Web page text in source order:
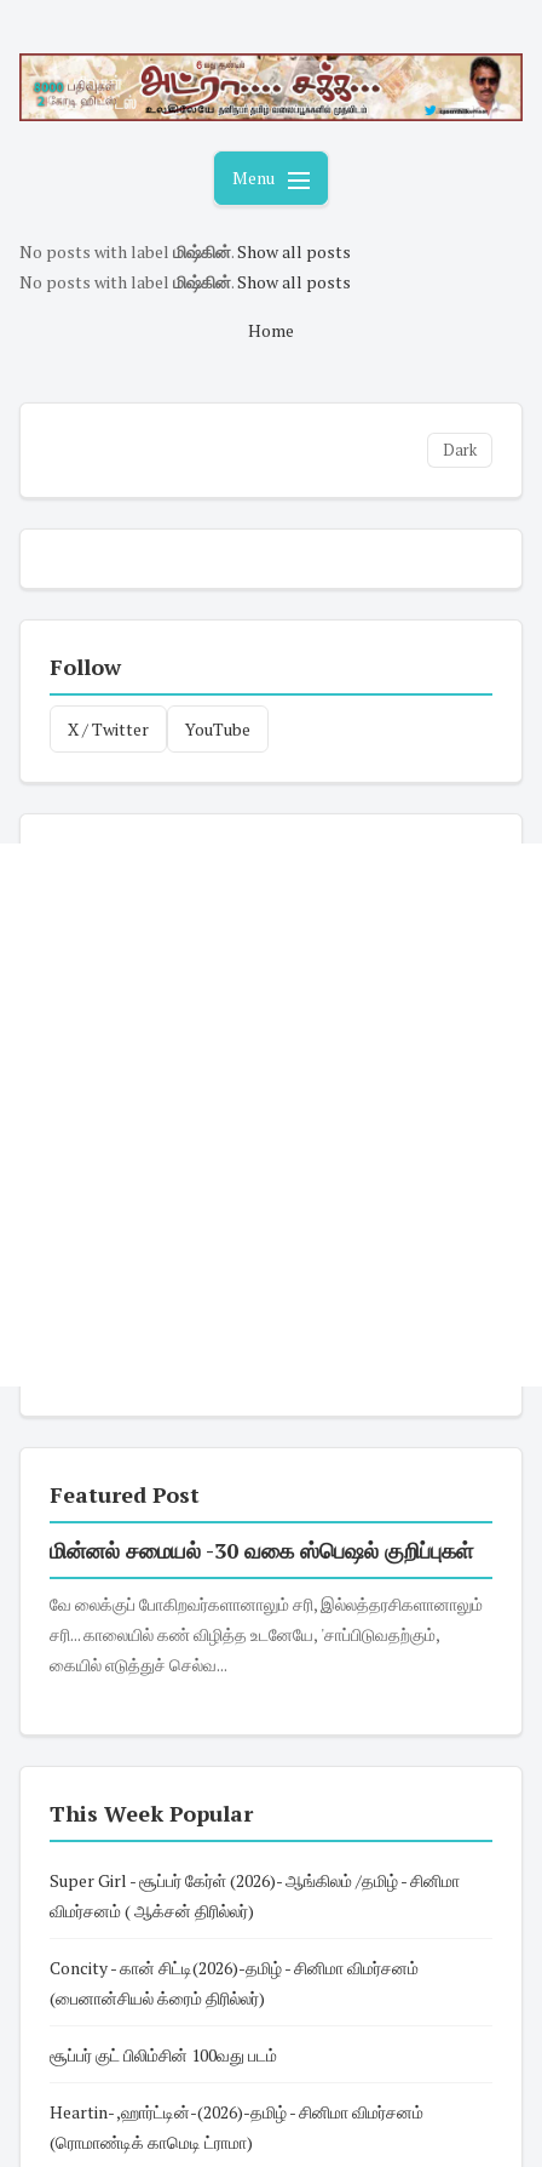
content
Menu
No posts with label மிஷ்கின்.Show all posts
No posts with label மிஷ்கின்.Show all posts
Home
Dark
Follow
X / Twitter YouTube
Featured Post
மின்னல் சமையல் -30 வகை ஸ்பெஷல் குறிப்புகள்
வே லைக்குப் போகிறவர்களானாலும் சரி, இல்லத்தரசிகளானாலும்
சரி... காலையில் கண் விழித்த உடனேயே, 'சாப்பிடுவதற்கும்,
கையில் எடுத்துச் செல்வ...
This Week Popular
Super Girl - சூப்பர் கேர்ள் (2026)- ஆங்கிலம் /தமிழ் - சினிமா
விமர்சனம் ( ஆக்சன் திரில்லர்)
Concity - கான் சிட்டி(2026)-தமிழ் - சினிமா விமர்சனம்
(பைனான்சியல் க்ரைம் திரில்லர்)
சூப்பர் குட் பிலிம்சின் 100வது படம்
Heartin- ,ஹார்ட்டின்-(2026)-தமிழ் - சினிமா விமர்சனம்
(ரொமாண்டிக் காமெடி ட்ராமா)